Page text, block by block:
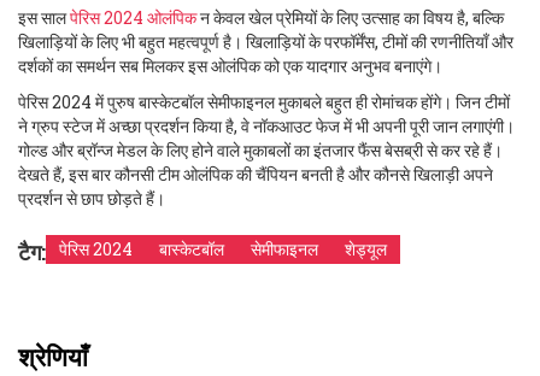
इस सालपेरिस 2024 ओलंपिकन केवल खेल प्रेमियों के लिए उत्साह का विषय है, बल्कि
खिलाड़ियों के लिए भी बहुत महत्वपूर्ण है। खिलाड़ियों के परफॉर्मेंस, टीमों की रणनीतियाँ और
दर्शकों का समर्थन सब मिलकर इस ओलंपिक को एक यादगार अनुभव बनाएंगे।
पेरिस 2024 में पुरुष बास्केटबॉल सेमीफाइनल मुकाबले बहुत ही रोमांचक होंगे। जिन टीमों
ने ग्रुप स्टेज में अच्छा प्रदर्शन किया है, वे नॉकआउट फेज में भी अपनी पूरी जान लगाएंगी।
गोल्ड और ब्रॉन्ज मेडल के लिए होने वाले मुकाबलों का इंतजार फैंस बेसब्री से कर रहे हैं।
देखते हैं, इस बार कौनसी टीम ओलंपिक की चैंपियन बनती है और कौनसे खिलाड़ी अपने
प्रदर्शन से छाप छोड़ते हैं।
टैग: पेरिस 2024 बास्केटबॉल सेमीफाइनल शेड्यूल
श्रेणियाँ